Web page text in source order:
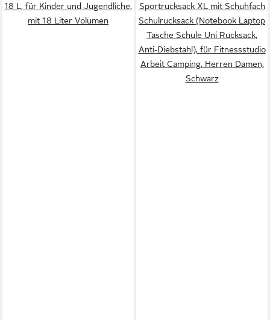
18 L, für Kinder und Jugendliche,
mit 18 Liter Volumen
Sportrucksack XL mit Schuhfach
Schulrucksack (Notebook Laptop
Tasche Schule Uni Rucksack,
Anti-Diebstahl), für Fitnessstudio
Arbeit Camping, Herren Damen,
Schwarz